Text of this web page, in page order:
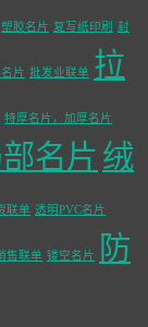
塑胶名片 复写纸印刷 封
片 批发业联单 拉
特厚名片，加厚名片
名片 绒
联单 透明PVC名片
售联单 镂空名片
防